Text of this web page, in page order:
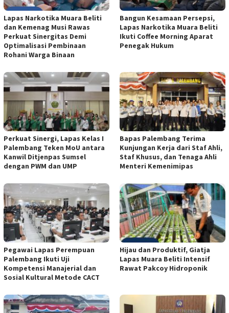
Lapas Narkotika Muara Beliti
dan Kemenag Musi Rawas
Perkuat Sinergitas Demi
Optimalisasi Pembinaan
Rohani Warga Binaan
Bangun Kesamaan Persepsi,
Lapas Narkotika Muara Beliti
Ikuti Coffee Morning Aparat
Penegak Hukum
Perkuat Sinergi, Lapas Kelas I
Palembang Teken MoU antara
Kanwil Ditjenpas Sumsel
dengan PWM dan UMP
Bapas Palembang Terima
Kunjungan Kerja dari Staf Ahli,
Staf Khusus, dan Tenaga Ahli
Menteri Kemenimipas
Pegawai Lapas Perempuan
Palembang Ikuti Uji
Kompetensi Manajerial dan
Sosial Kultural Metode CACT
Hijau dan Produktif, Giatja
Lapas Muara Beliti Intensif
Rawat Pakcoy Hidroponik